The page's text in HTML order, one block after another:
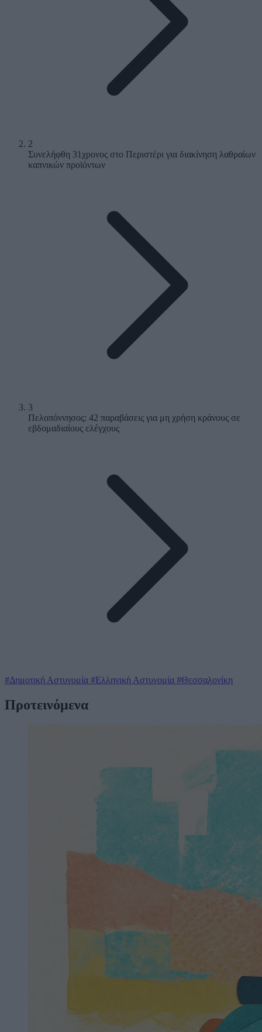
2
Συνελήφθη 31χρονος στο Περιστέρι για διακίνηση λαθραίων
καπνικών προϊόντων
3
Πελοπόννησος: 42 παραβάσεις για μη χρήση κράνους σε
εβδομαδιαίους ελέγχους
#Δημοτική Αστυνομία #Ελληνική Αστυνομία #Θεσσαλονίκη
Προτεινόμενα